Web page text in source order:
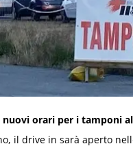
nuovi orari per i tamponi
il drive in sarà aperto